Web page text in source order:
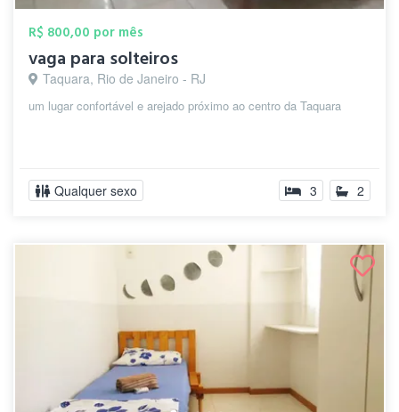
R$ 800,00 por mês
vaga para solteiros
Taquara, Rio de Janeiro - RJ
um lugar confortável e arejado próximo ao centro da Taquara
Qualquer sexo 3 2